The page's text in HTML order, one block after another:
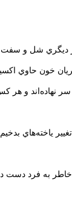
شل و سفت
خون حاوي
نهاده‌اند و هر
بدخيم
به فرد دست